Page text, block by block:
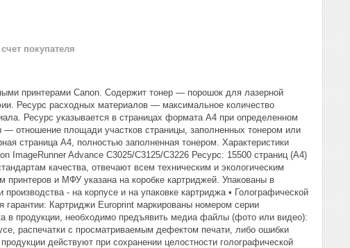
счет покупателя
принтерами Canon. Содержит тонер — порошок для лазерной
Ресурс расходных материалов — максимальное количество
Ресурс указывается в страницах формата А4 при определенном
— отношение площади участков страницы, заполненных тонером или
страница А4, полностью заполненная тонером. Характеристики
ImageRunner Advance C3025/C3125/С3226 Ресурс: 15500 страниц (А4)
качества, отвечают всем техническим и экологическим
и МФУ указана на коробке картриджей. Упакованы в
- на корпусе и на упаковке картриджа • Голографической
гарантии: Картриджи Europrint маркированы номером серии
в продукции, необходимо предъявить медиа файлы (фото или видео):
распечатки с просматриваемым дефектом печати, либо ошибки
действуют при сохранении целостности голографической